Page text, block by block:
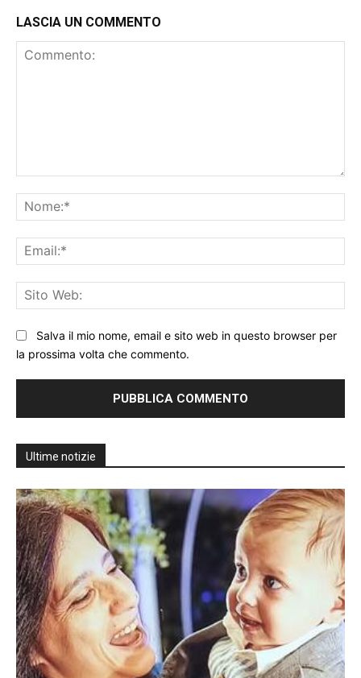
LASCIA UN COMMENTO
Salva il mio nome, email e sito web in questo browser per
la prossima volta che commento.
Ultime notizie